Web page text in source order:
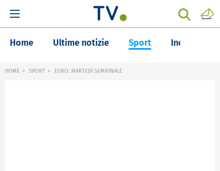
Home Ultime notizie Sport Inchieste
HOME SPORT EURO: MARTEDÌ SEMIFINALE